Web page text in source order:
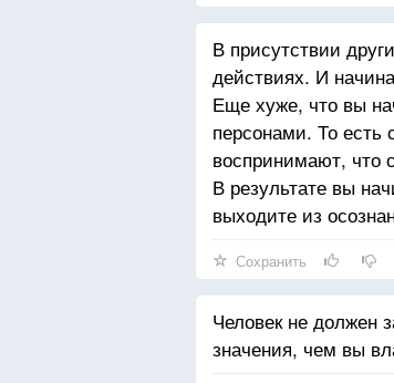
В присутствии
действиях. И
Еще хуже, что вы
персонами. То есть
воспринимают, что
В результате вы
выходите из
Сохранить
Человек не должен
значения, чем вы